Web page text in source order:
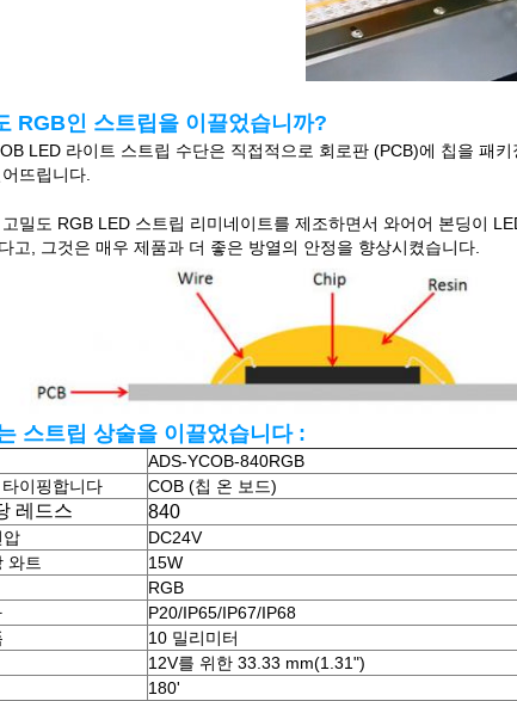
RGB인 스트립을 이끌었습니까?
LED 라이트 스트립 수단은 직접적으로 회로판 (PCB)에 칩을 패
뜨립니다.
밀도 RGB LED 스트립 리미네이트를 제조하면서 와어어 본딩이
고, 그것은 매우 제품과 더 좋은 방열의 안정을 향상시켰습니다.
스트립 상술을 이끌었습니다 :
ADS-YCOB-840RGB
이핑합니다
COB (칩 온 보드)
레드스 840
압
DC24V
와트
15W
RGB
P20/IP65/IP67/IP68
10 밀리미터
12V를 위한 33.33 mm(1.31")
180'